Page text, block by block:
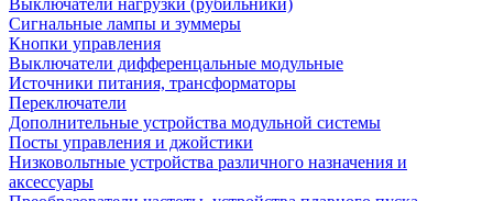
Выключатели нагрузки (рубильники)
Сигнальные лампы и зуммеры
Кнопки управления
Выключатели дифференцальные модульные
Источники питания, трансформаторы
Переключатели
Дополнительные устройства модульной системы
Посты управления и джойстики
Низковольтные устройства различного назначения и
аксессуары